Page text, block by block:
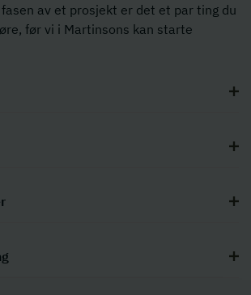
av et prosjekt er det et par ting du
før vi i Martinsons kan starte